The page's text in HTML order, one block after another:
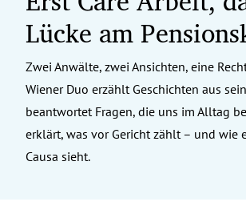
Lücke am
Zwei Anwälte, zwei Ansichten, eine
Wiener Duo erzählt Geschichten aus
beantwortet Fragen, die uns im Alltag
erklärt, was vor Gericht zählt – und wie
Causa sieht.